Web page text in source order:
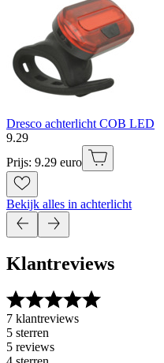
Dresco achterlicht COB LED
9.29
Prijs: 9.29 euro
Bekijk alles in achterlicht
Klantreviews
7 klantreviews
5 sterren
5 reviews